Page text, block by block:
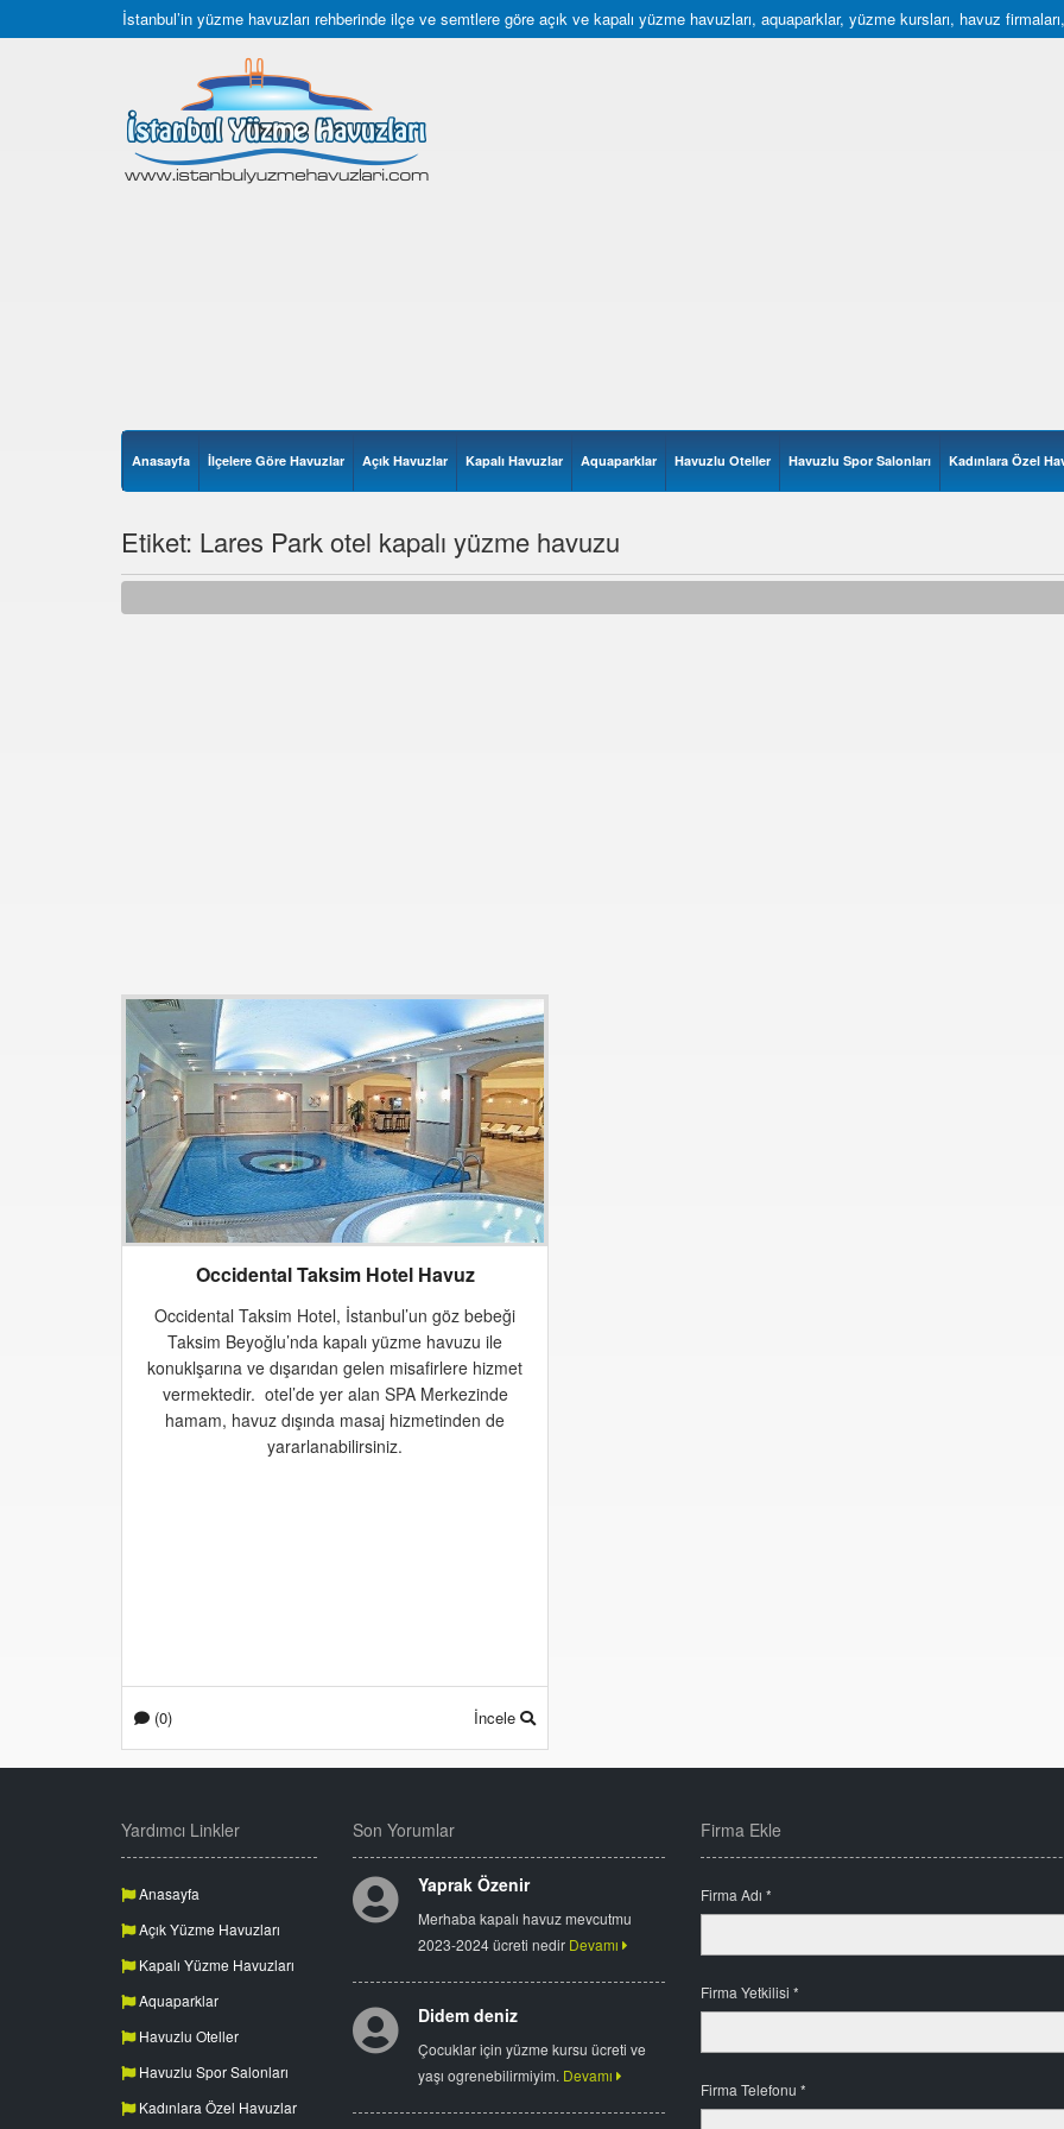
İstanbul’in yüzme havuzları rehberinde ilçe ve semtlere göre açık ve kapalı yüzme havuzları, aquaparklar, yüzme kursları, havuz
Anasayfa İlçelere Göre Havuzlar Açık Havuzlar Kapalı Havuzlar Aquaparklar Havuzlu Oteller Havuzlu Spor Salonları Kadınlara Özel
Etiket: Lares Park otel kapalı yüzme havuzu
Occidental Taksim Hotel Havuz
Occidental Taksim Hotel, İstanbul’un göz bebeği
Taksim Beyoğlu’nda kapalı yüzme havuzu ile
konuklşarına ve dışarıdan gelen misafirlere hizmet
vermektedir. otel’de yer alan SPA Merkezinde
hamam, havuz dışında masaj hizmetinden de
yararlanabilirsiniz.
(0) İncele
Yardımcı Linkler
Anasayfa
Açık Yüzme Havuzları
Kapalı Yüzme Havuzları
Aquaparklar
Havuzlu Oteller
Havuzlu Spor Salonları
Kadınlara Özel Havuzlar
Son Yorumlar
Yaprak Özenir
Merhaba kapalı havuz mevcutmu
2023-2024 ücreti nedir Devamı
Didem deniz
Çocuklar için yüzme kursu ücreti ve
yaşı ogrenebilirmiyim. Devamı
Firma Ekle
Firma Adı *
Firma Yetkilisi *
Firma Telefonu *